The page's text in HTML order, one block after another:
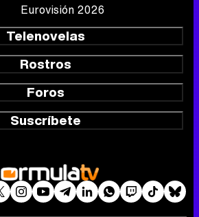
Eurovisión 2026
Telenovelas
Rostros
Foros
Suscríbete